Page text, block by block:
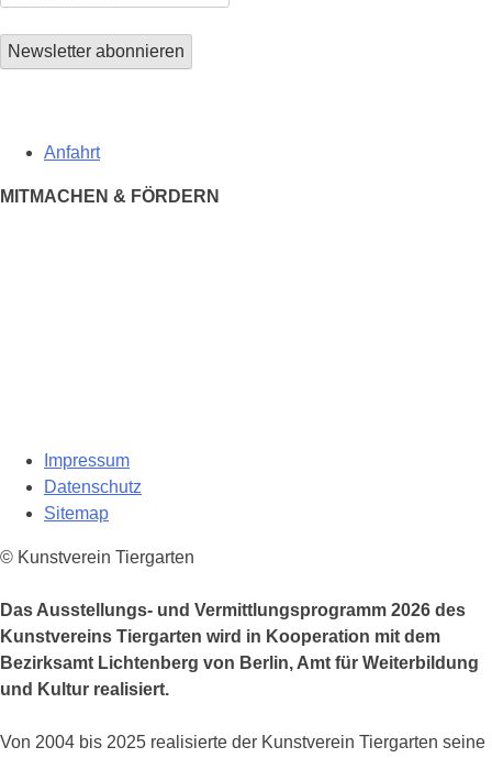
Anfahrt
MITMACHEN & FÖRDERN
Impressum
Datenschutz
Sitemap
© Kunstverein Tiergarten
Das Ausstellungs- und Vermittlungsprogramm 2026 des
Kunstvereins Tiergarten wird in Kooperation mit dem
Bezirksamt Lichtenberg von Berlin, Amt für Weiterbildung
und Kultur realisiert.
Von 2004 bis 2025 realisierte der Kunstverein Tiergarten seine